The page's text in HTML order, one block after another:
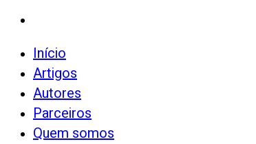
Início
Artigos
Autores
Parceiros
Quem somos